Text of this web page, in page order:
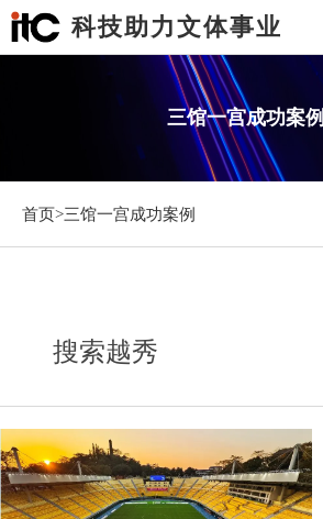
科技助力文体事业
三馆一宫成功案例
首页>三馆一宫成功案例
搜索越秀